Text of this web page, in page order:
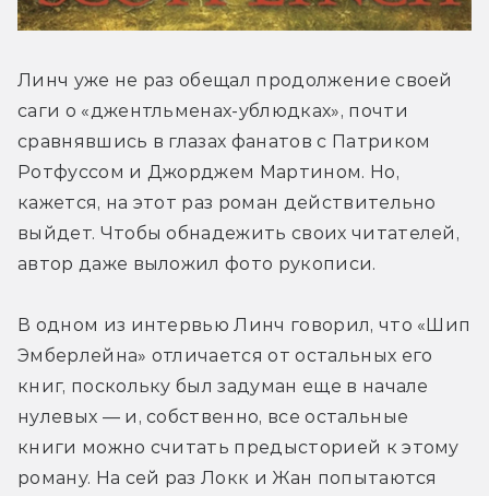
Линч уже не раз обещал продолжение своей
саги о «джентльменах-ублюдках», почти
сравнявшись в глазах фанатов с Патриком
Ротфуссом и Джорджем Мартином. Но,
кажется, на этот раз роман действительно
выйдет. Чтобы обнадежить своих читателей,
автор даже выложил фото рукописи.
В одном из интервью Линч говорил, что «Шип
Эмберлейна» отличается от остальных его
книг, поскольку был задуман еще в начале
нулевых — и, собственно, все остальные
книги можно считать предысторией к этому
роману. На сей раз Локк и Жан попытаются